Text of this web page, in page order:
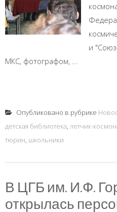
и
МКС, фотографом, ...
Опубликовано в рубрике
детская библиотека, летчик-
тюрин, школьники
В ЦГБ им. И.Ф.
открылась